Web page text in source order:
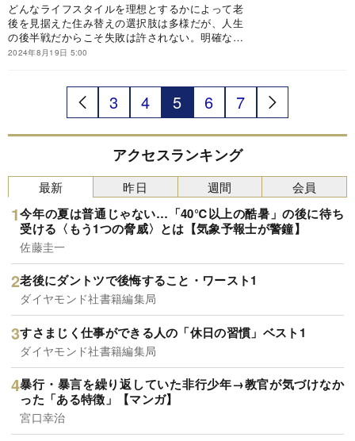
どんなライフスタイルを理想とするかによって老
後を見据えた住み替えの選択肢は多様だが、人生
の後半戦だからこそ失敗は許されない。明確なビ
ジョンと共に余裕のある計画を立てておこう。
2024年8月19日 5:00
3 4 5 6 7
アクセスランキング
最新
今年の夏は普通じゃない…「40℃以上の酷暑」の後に待ち
受ける〈もう1つの脅威〉とは【気象予報士が警鐘】
佐藤圭一
老後にダントツで後悔すること・ワースト1
ダイヤモンド社書籍編集局
すさまじく仕事ができる人の「休日の習慣」ベスト1
ダイヤモンド社書籍編集局
暴行・暴言を繰り返していた非行少年→教官が気づけなか
った「ある特徴」【マンガ】
宮口幸治
昨日 週間 会員